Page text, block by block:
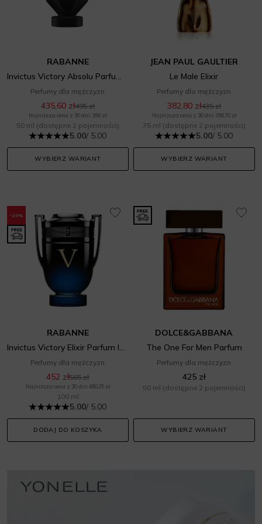
RABANNE
Invictus Victory Absolu Parfum Intense
Perfumy dla mężczyzn
435,60 zł495 zł
Najniższa cena z 30 dni: 396 zł
50 ml (dostępne 2 pojemności)
5.00/ 5.00
WYBIERZ WARIANT
JEAN PAUL GAULTIER
Le Male Elixir
Perfumy dla mężczyzn
382,80 zł435 zł
Najniższa cena z 30 dni: 356,70 zł
75 ml (dostępne 2 pojemności)
5.00/ 5.00
WYBIERZ WARIANT
-20%
RABANNE
Perfumy dla mężczyzn
452 zł565 zł
Najniższa cena z 30 dni: 480,25 zł
100 ml
5.00/ 5.00
DODAJ DO KOSZYKA
DOLCE&GABBANA
The One For Men Parfum
Perfumy dla mężczyzn
425 zł
50 ml (dostępne 2 pojemności)
WYBIERZ WARIANT